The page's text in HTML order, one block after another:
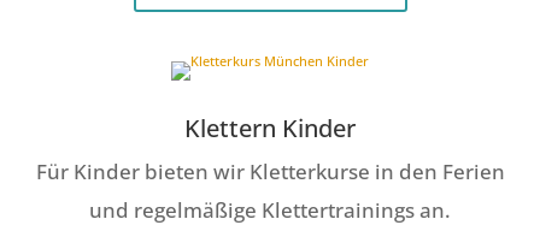
Klettern Kinder
Für Kinder bieten wir Kletterkurse in den Ferien
und regelmäßige Klettertrainings an.